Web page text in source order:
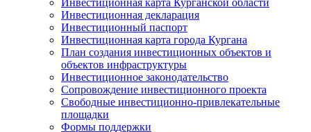
Инвестиционная карта Курганской области
Инвестиционная декларация
Инвестиционный паспорт
Инвестиционная карта города Кургана
План создания инвестиционных объектов и
объектов инфраструктуры
Инвестиционное законодательство
Сопровождение инвестиционного проекта
Свободные инвестиционно-привлекательные
площадки
Формы поддержки